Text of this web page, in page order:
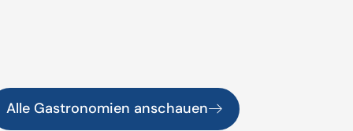
Alle Gastronomien anschauen